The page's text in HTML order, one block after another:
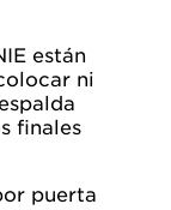
están
ni
finales
puerta